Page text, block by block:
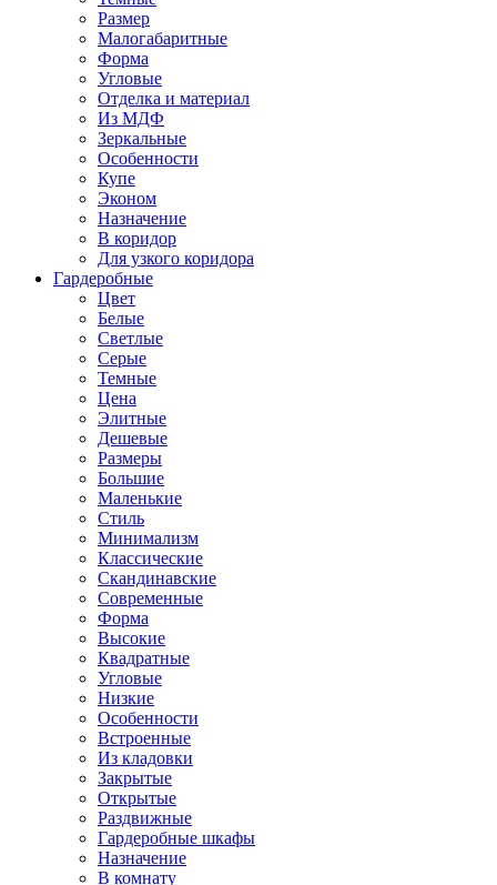
Размер
Малогабаритные
Форма
Угловые
Отделка и материал
Из МДФ
Зеркальные
Особенности
Купе
Эконом
Назначение
В коридор
Для узкого коридора
Гардеробные
Цвет
Белые
Светлые
Серые
Темные
Цена
Элитные
Дешевые
Размеры
Большие
Маленькие
Стиль
Минимализм
Классические
Скандинавские
Современные
Форма
Высокие
Квадратные
Угловые
Низкие
Особенности
Встроенные
Из кладовки
Закрытые
Открытые
Раздвижные
Гардеробные шкафы
Назначение
В комнату